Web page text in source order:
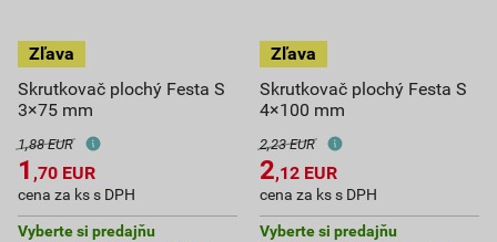
Skrutkovač plochý Festa S
3×75 mm
1,88 EUR
1 ,70 EUR
cena za ks s DPH
Vyberte si predajňu
Skrutkovač plochý Festa S
4×100 mm
2,23 EUR
2,12 EUR
cena za ks s DPH
Vyberte si predajňu